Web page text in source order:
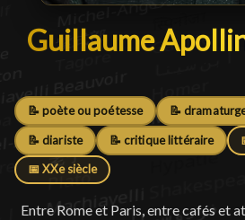
Guillaume
Guillaume
📝 poète ou poétesse 📝
📝 diariste 📝 critique littéraire
📅 XXe siècle
Entre Rome et Paris, entre cafés et